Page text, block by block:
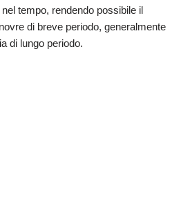
tempo, rendendo possibile il
di breve periodo, generalmente
di lungo periodo.